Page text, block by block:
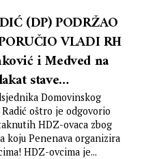
(DP) PODRŽAO
VLADI RH
i Medved na
stave
i Pupovca pa
njihovu stranu i
HOS-u!
Domovinskog
oštro je odgovorio
HDZ-ovaca zbog
koju Penenava organizira
HDZ-ovcima je...